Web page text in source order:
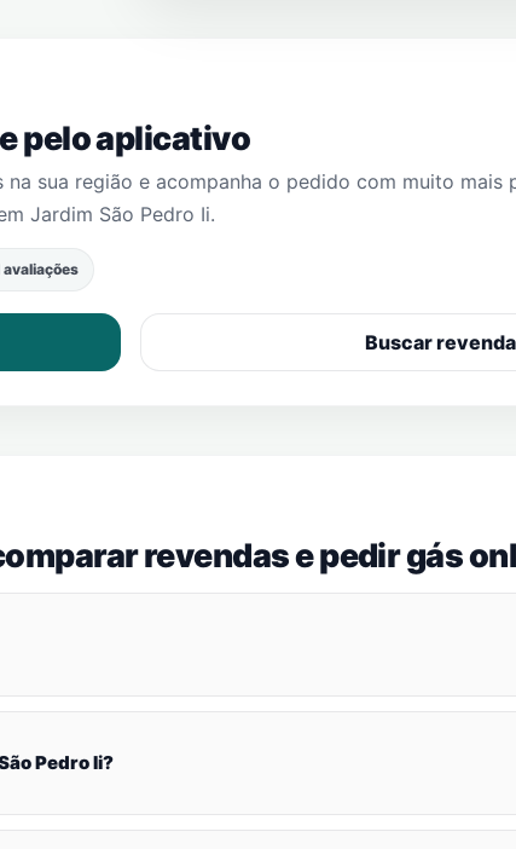
pelo aplicativo
sua região e acompanha o pedido com muito mais
Jardim São Pedro Ii.
Buscar
revendas e pedir gás
Pedro Ii?